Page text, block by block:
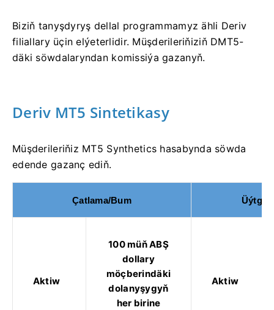
Biziň tanyşdyryş dellal programmamyz ähli Deriv
filiallary üçin elýeterlidir. Müşderileriňiziň DMT5-
däki söwdalaryndan komissiýa gazanyň.
Deriv MT5 Sintetikasy
Müşderileriňiz MT5 Synthetics hasabynda söwda
edende gazanç ediň.
Çatlama/Bum
Aktiw
100 müň ABŞ
dollary
möçberindäki
dolanyşygyň
her birine
Aktiw